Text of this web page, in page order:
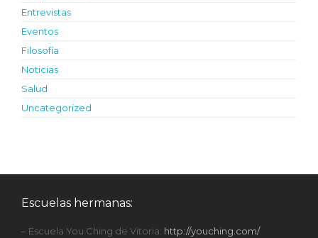
Entrevistas
Eventos
Filosofía
Noticias
Salud
Uncategorized
Escuelas hermanas:
– Escuela You Ching de Vitoria: http://youching.com/